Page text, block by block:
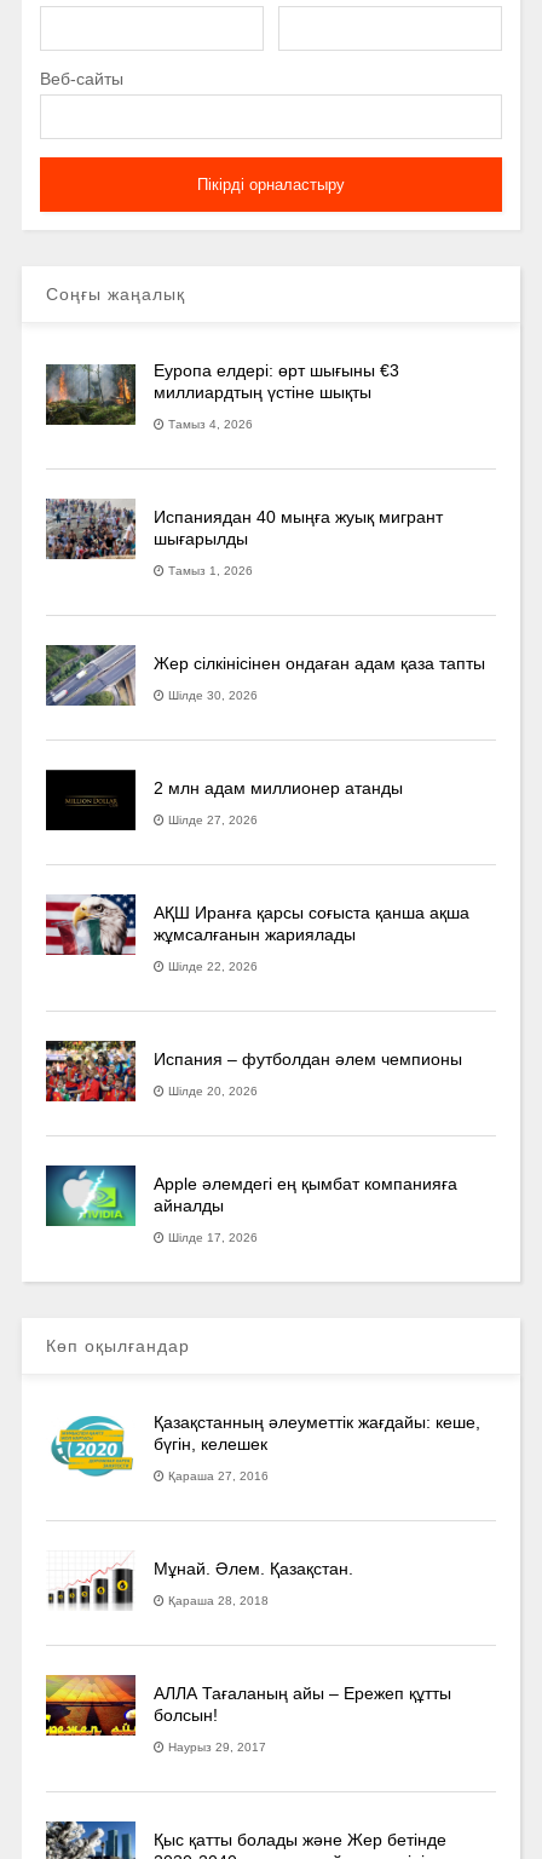
Веб-сайты
Соңғы жаңалық
Еуропа елдері: өрт шығыны €3
миллиардтың үстіне шықты
Тамыз 4, 2026
Испаниядан 40 мыңға жуық мигрант
шығарылды
Тамыз 1, 2026
Жер сілкінісінен ондаған адам қаза тапты
Шілде 30, 2026
2 млн адам миллионер атанды
Шілде 27, 2026
АҚШ Иранға қарсы соғыста қанша ақша
жұмсалғанын жариялады
Шілде 22, 2026
Испания – футболдан әлем чемпионы
Шілде 20, 2026
Apple әлемдегі ең қымбат компанияға
айналды
Шілде 17, 2026
Көп оқылғандар
Қазақстанның әлеуметтік жағдайы: кеше,
бүгін, келешек
Қараша 27, 2016
Мұнай. Әлем. Қазақстан.
Қараша 28, 2018
АЛЛА Тағаланың айы – Ережеп құтты
болсын!
Наурыз 29, 2017
Қыс қатты болады және Жер бетінде